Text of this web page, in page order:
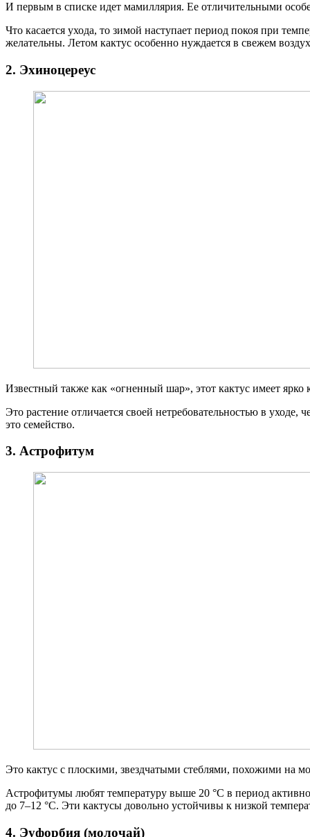
И первым в списке идет мамиллярия. Ее отличительными
Что касается ухода, то зимой наступает период покоя при
желательны. Летом кактус особенно нуждается в свежем
2. Эхиноцереус
Известный также как «огненный шар», этот кактус имеет
Это растение отличается своей нетребовательностью в
это семейство.
3. Астрофитум
Это кактус с плоскими, звездчатыми стеблями, похожими на
Астрофитумы любят температуру выше 20 °С в период
до 7–12 °С. Эти кактусы довольно устойчивы к низкой
4. Эуфорбия (молочай)